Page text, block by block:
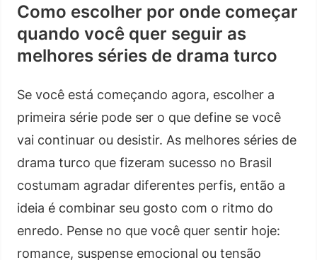
Como escolher por onde começar
quando você quer seguir as
melhores séries de drama turco
Se você está começando agora, escolher a
primeira série pode ser o que define se você
vai continuar ou desistir. As melhores séries de
drama turco que fizeram sucesso no Brasil
costumam agradar diferentes perfis, então a
ideia é combinar seu gosto com o ritmo do
enredo. Pense no que você quer sentir hoje:
romance, suspense emocional ou tensão